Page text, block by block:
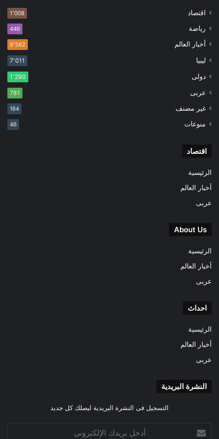
اقتصاد 1٬008
رياضة 446
أخبار العالم 8٬562
ليبيا 7٬011
دولى 1٬290
عربى 781
غير مصنف 164
منوعات 46
اقتصاد
الرئيسية
أخبار العالم
عربى
About Us
الرئيسية
أخبار العالم
عربى
احداث
الرئيسية
أخبار العالم
عربى
النشرة البريدية
التسجيل فى النشرة البريدية ليصلك كل جديد
بريدك